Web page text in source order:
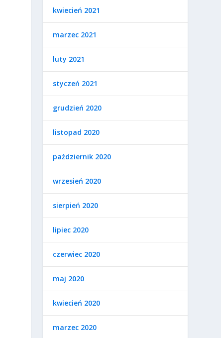
kwiecień 2021
marzec 2021
luty 2021
styczeń 2021
grudzień 2020
listopad 2020
październik 2020
wrzesień 2020
sierpień 2020
lipiec 2020
czerwiec 2020
maj 2020
kwiecień 2020
marzec 2020